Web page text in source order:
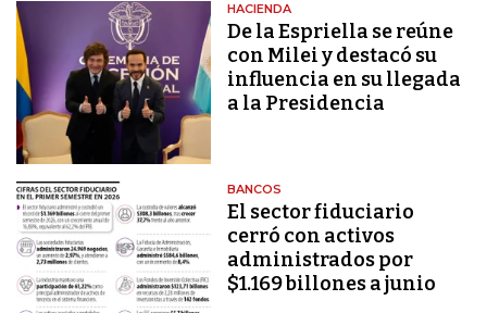
HACIENDA
De la Espriella se reúne
con Milei y destacó su
influencia en su llegada
a la Presidencia
BANCOS
El sector fiduciario
cerró con activos
administrados por
$1.169 billones a junio